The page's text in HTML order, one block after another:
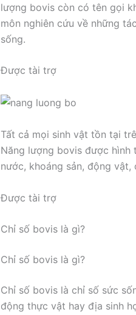
lượng bovis còn có tên gọi
môn nghiên cứu về những
sống.
Được tài trợ
Tất cả mọi sinh vật tồn tại
Năng lượng bovis được hình
nước, khoáng sản, động
Được tài trợ
Chỉ số bovis là gì?
Chỉ số bovis là gì?
Chỉ số bovis là chỉ số sức
động thực vật hay địa sinh